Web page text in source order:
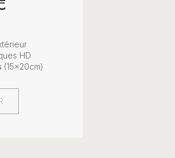
HD
(15x20cm)